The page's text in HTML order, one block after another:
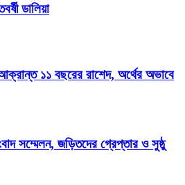
ডালিয়া
১১ বছরের রাশেদ, অর্থের অভাবে
সম্মেলন, জড়িতদের গ্রেপ্তার ও সুষ্ঠু